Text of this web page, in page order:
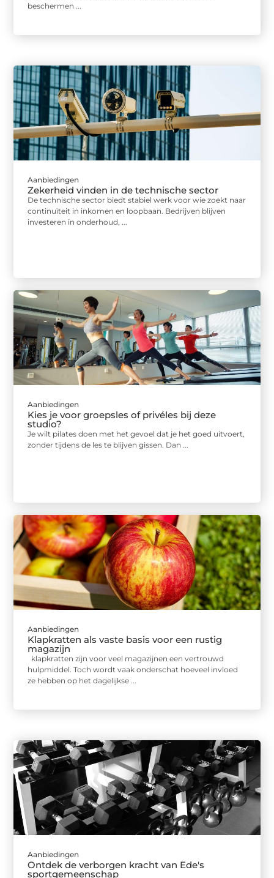
beschermen ...
Aanbiedingen
Zekerheid vinden in de technische sector
De technische sector biedt stabiel werk voor wie zoekt naar
continuïteit in inkomen en loopbaan. Bedrijven blijven
investeren in onderhoud, ...
Aanbiedingen
Kies je voor groepsles of privéles bij deze
studio?
Je wilt pilates doen met het gevoel dat je het goed uitvoert,
zonder tijdens de les te blijven gissen. Dan ...
Aanbiedingen
Klapkratten als vaste basis voor een rustig
magazijn
klapkratten zijn voor veel magazijnen een vertrouwd
hulpmiddel. Toch wordt vaak onderschat hoeveel invloed
ze hebben op het dagelijkse ...
Aanbiedingen
Ontdek de verborgen kracht van Ede's
sportgemeenschap